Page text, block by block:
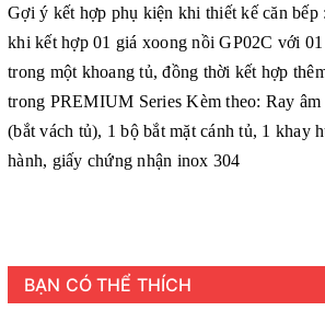
Gợi ý kết hợp phụ kiện khi thiết kế căn bếp
khi kết hợp 01 giá xoong nồi GP02C với
trong một khoang tủ, đồng thời kết hợp
trong PREMIUM Series Kèm theo: Ray
(bắt vách tủ), 1 bộ bắt mặt cánh tủ, 1 khay
hành, giấy chứng nhận inox 304
BẠN CÓ THỂ THÍCH